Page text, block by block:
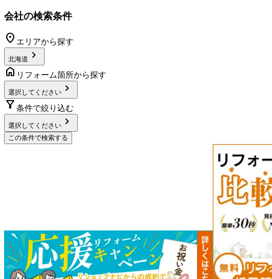
会社の検索条件
location_on エリアから探す
北海道 chevron_right
home リフォーム箇所から探す
選択してください chevron_right
filter_alt 条件で絞り込む
選択してください chevron_right
この条件で検索する